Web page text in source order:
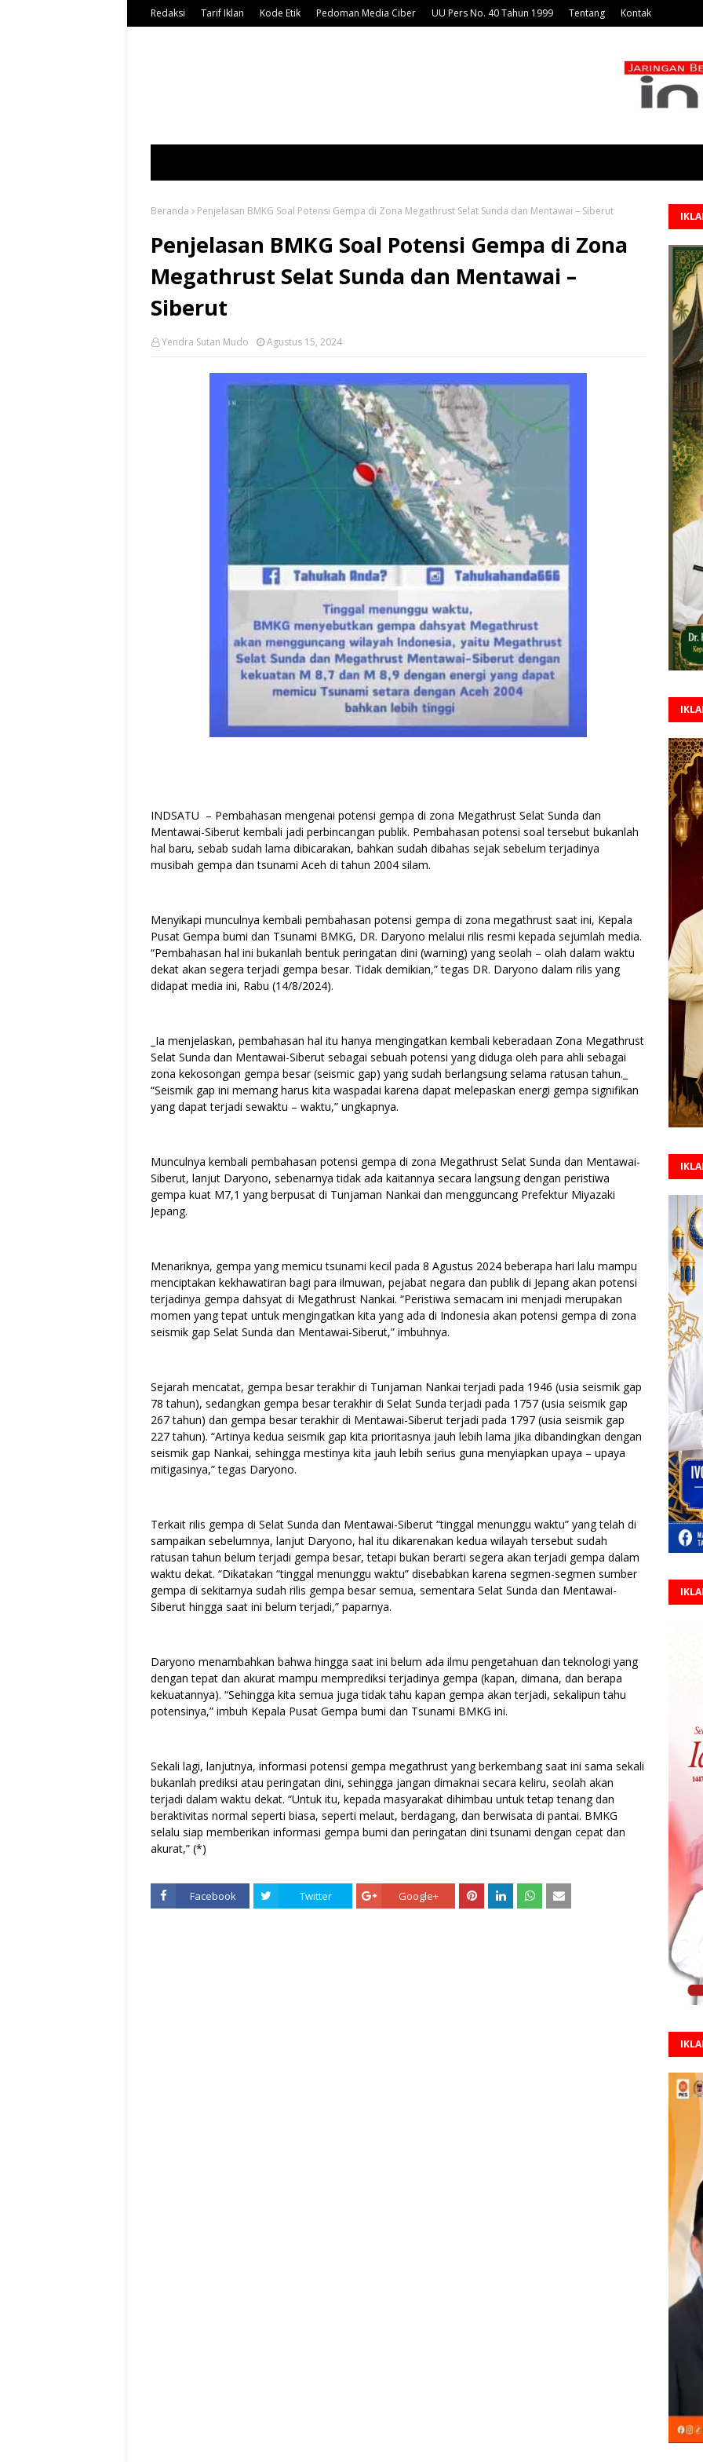
Redaksi Tarif Iklan Kode Etik Pedoman Media Ciber UU Pers No. 40 Tahun 1999 Tentang Kontak
Beranda Penjelasan BMKG Soal Potensi Gempa di Zona Megathrust Selat Sunda dan Mentawai – Siberut
Penjelasan BMKG Soal Potensi Gempa di Zona
Megathrust Selat Sunda dan Mentawai –
Siberut
Yendra Sutan Mudo Agustus 15, 2024
INDSATU – Pembahasan mengenai potensi gempa di zona Megathrust Selat Sunda dan
Mentawai-Siberut kembali jadi perbincangan publik. Pembahasan potensi soal tersebut bukanlah
hal baru, sebab sudah lama dibicarakan, bahkan sudah dibahas sejak sebelum terjadinya
musibah gempa dan tsunami Aceh di tahun 2004 silam.
Menyikapi munculnya kembali pembahasan potensi gempa di zona megathrust saat ini, Kepala
Pusat Gempa bumi dan Tsunami BMKG, DR. Daryono melalui rilis resmi kepada sejumlah media.
“Pembahasan hal ini bukanlah bentuk peringatan dini (warning) yang seolah – olah dalam waktu
dekat akan segera terjadi gempa besar. Tidak demikian,” tegas DR. Daryono dalam rilis yang
didapat media ini, Rabu (14/8/2024).
_Ia menjelaskan, pembahasan hal itu hanya mengingatkan kembali keberadaan Zona Megathrust
Selat Sunda dan Mentawai-Siberut sebagai sebuah potensi yang diduga oleh para ahli sebagai
zona kekosongan gempa besar (seismic gap) yang sudah berlangsung selama ratusan tahun._
“Seismik gap ini memang harus kita waspadai karena dapat melepaskan energi gempa signifikan
yang dapat terjadi sewaktu – waktu,” ungkapnya.
Munculnya kembali pembahasan potensi gempa di zona Megathrust Selat Sunda dan Mentawai-
Siberut, lanjut Daryono, sebenarnya tidak ada kaitannya secara langsung dengan peristiwa
gempa kuat M7,1 yang berpusat di Tunjaman Nankai dan mengguncang Prefektur Miyazaki
Jepang.
Menariknya, gempa yang memicu tsunami kecil pada 8 Agustus 2024 beberapa hari lalu mampu
menciptakan kekhawatiran bagi para ilmuwan, pejabat negara dan publik di Jepang akan potensi
terjadinya gempa dahsyat di Megathrust Nankai. “Peristiwa semacam ini menjadi merupakan
momen yang tepat untuk mengingatkan kita yang ada di Indonesia akan potensi gempa di zona
seismik gap Selat Sunda dan Mentawai-Siberut,” imbuhnya.
Sejarah mencatat, gempa besar terakhir di Tunjaman Nankai terjadi pada 1946 (usia seismik gap
78 tahun), sedangkan gempa besar terakhir di Selat Sunda terjadi pada 1757 (usia seismik gap
267 tahun) dan gempa besar terakhir di Mentawai-Siberut terjadi pada 1797 (usia seismik gap
227 tahun). “Artinya kedua seismik gap kita prioritasnya jauh lebih lama jika dibandingkan dengan
seismik gap Nankai, sehingga mestinya kita jauh lebih serius guna menyiapkan upaya – upaya
mitigasinya,” tegas Daryono.
Terkait rilis gempa di Selat Sunda dan Mentawai-Siberut “tinggal menunggu waktu” yang telah di
sampaikan sebelumnya, lanjut Daryono, hal itu dikarenakan kedua wilayah tersebut sudah
ratusan tahun belum terjadi gempa besar, tetapi bukan berarti segera akan terjadi gempa dalam
waktu dekat. “Dikatakan “tinggal menunggu waktu” disebabkan karena segmen-segmen sumber
gempa di sekitarnya sudah rilis gempa besar semua, sementara Selat Sunda dan Mentawai-
Siberut hingga saat ini belum terjadi,” paparnya.
Daryono menambahkan bahwa hingga saat ini belum ada ilmu pengetahuan dan teknologi yang
dengan tepat dan akurat mampu memprediksi terjadinya gempa (kapan, dimana, dan berapa
kekuatannya). “Sehingga kita semua juga tidak tahu kapan gempa akan terjadi, sekalipun tahu
potensinya,” imbuh Kepala Pusat Gempa bumi dan Tsunami BMKG ini.
Sekali lagi, lanjutnya, informasi potensi gempa megathrust yang berkembang saat ini sama sekali
bukanlah prediksi atau peringatan dini, sehingga jangan dimaknai secara keliru, seolah akan
terjadi dalam waktu dekat. “Untuk itu, kepada masyarakat dihimbau untuk tetap tenang dan
beraktivitas normal seperti biasa, seperti melaut, berdagang, dan berwisata di pantai. BMKG
selalu siap memberikan informasi gempa bumi dan peringatan dini tsunami dengan cepat dan
akurat,” (*)
Facebook Twitter Google+